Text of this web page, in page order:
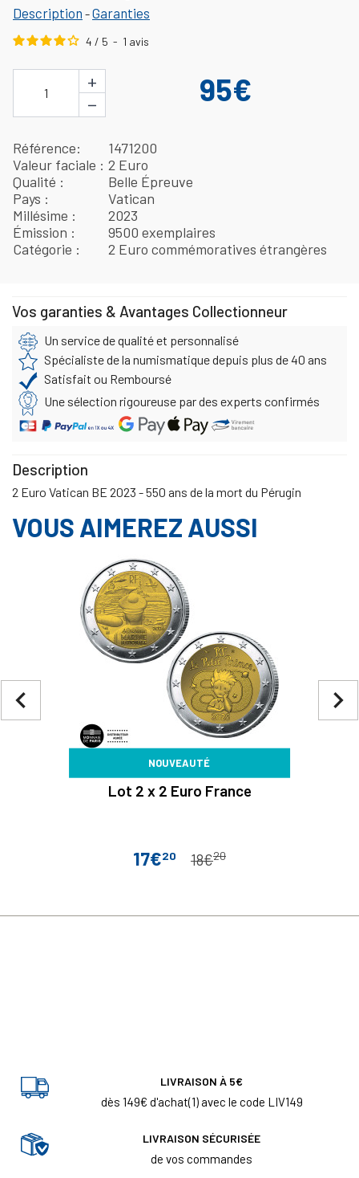
Description -Garanties
4 / 5 - 1 avis
1
+
−
95€
Référence
1471200
Valeur faciale
2 Euro
Qualité
Belle Épreuve
Pays
Vatican
Millésime
2023
Émission
9500 exemplaires
Catégorie
2 Euro commémoratives étrangères
Vos garanties & Avantages Collectionneur
Un service de qualité et personnalisé
Spécialiste de la numismatique depuis plus de 40 ans
Satisfait ou Remboursé
Une sélection rigoureuse par des experts confirmés
Description
2 Euro Vatican BE 2023 - 550 ans de la mort du Pérugin
VOUS AIMEREZ AUSSI
NOUVEAUTÉ
Lot 2 x 2 Euro France
Prix
17€20 Prix de base
18€20
navigate_next
navigate_before
LIVRAISON À 5€
dès 149€ d'achat(1) avec le code LIV149
LIVRAISON SÉCURISÉE
de vos commandes